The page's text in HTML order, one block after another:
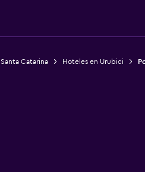
Catarina Hoteles en Urubici